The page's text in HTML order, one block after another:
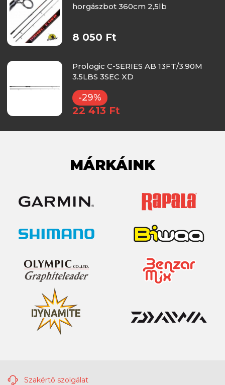
horgászbot 360cm 2,5lb
8 050 Ft
Prologic C-SERIES AB 13FT/3.90M
3.5LBS 3SEC XD
-29%
22 413 Ft
MÁRKÁINK
Szakértő szolgálat